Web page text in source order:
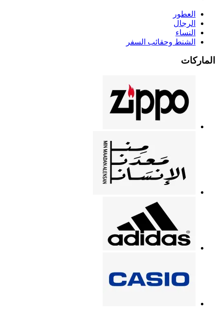
العطور
الرجال
النساء
الشنط وحقائب السفر
الماركات